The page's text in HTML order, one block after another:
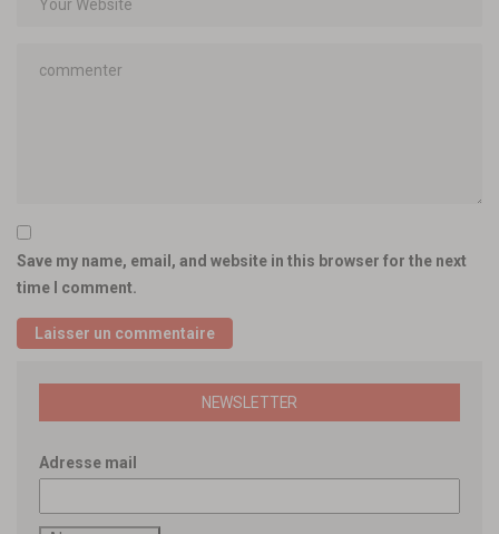
Save my name, email, and website in this browser for the next
time I comment.
NEWSLETTER
Adresse mail